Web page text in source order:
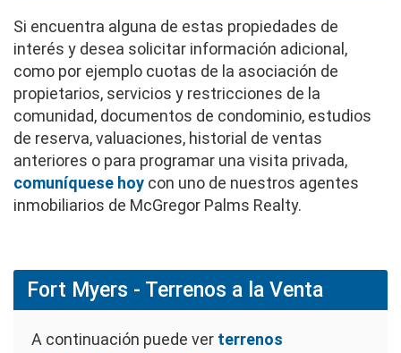
Si encuentra alguna de estas propiedades de
interés y desea solicitar información adicional,
como por ejemplo cuotas de la asociación de
propietarios, servicios y restricciones de la
comunidad, documentos de condominio, estudios
de reserva, valuaciones, historial de ventas
anteriores o para programar una visita privada,
comuníquese hoy con uno de nuestros agentes
inmobiliarios de McGregor Palms Realty.
Fort Myers - Terrenos a la Venta
A continuación puede ver terrenos